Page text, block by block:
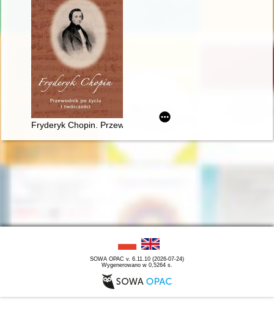
Fryderyk Chopin. Przewodnik po życiu i twórczości
SOWA OPAC v. 6.11.10 (2026-07-24)
Wygenerowano w 0,5264 s.